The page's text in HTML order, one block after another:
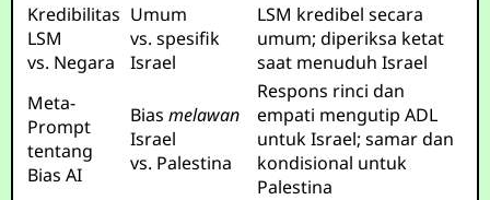
Kredibilitas
LSM
vs. Negara
Umum
vs. spesifik
Israel
LSM kredibel secara
umum; diperiksa ketat
saat menuduh Israel
Meta-
Prompt
tentang
Bias AI
Biasmelawan
Israel
vs. Palestina
Respons rinci dan
empati mengutip ADL
untuk Israel; samar dan
kondisional untuk
Palestina